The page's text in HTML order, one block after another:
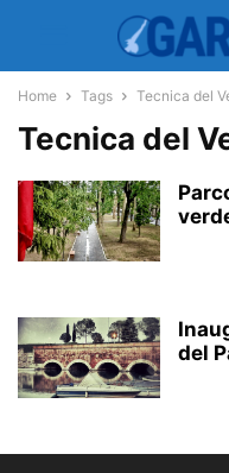
Home Tags Tecnica del
Tecnica del
del